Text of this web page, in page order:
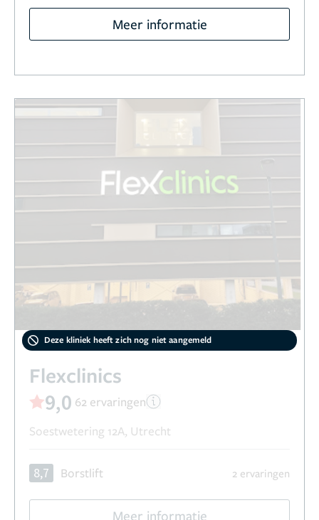
Meer informatie
Deze kliniek heeft zich nog niet aangemeld
Flexclinics
9,0 62 ervaringen
Soestwetering 12A, Utrecht
8,7 Borstlift 2 ervaringen
Meer informatie